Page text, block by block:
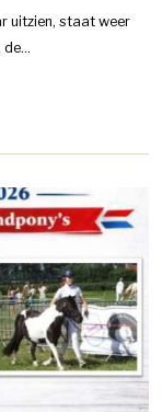
uitzien, staat weer